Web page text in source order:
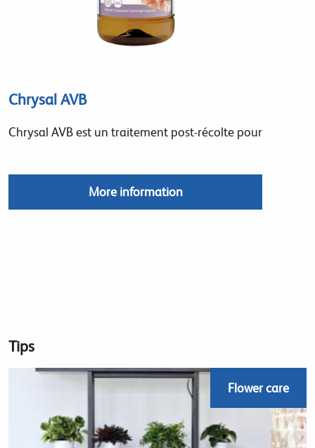
Chrysal AVB
Chrysal AVB est un traitement post-récolte pour
More information
Tips
Flower care